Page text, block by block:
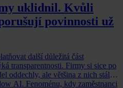
uklidnil. Kvůli
povinnosti už
další důležitá část
transparentnosti. Firmy si sice po
oddechly, ale většina z nich stále
AI. Fenoménu, kdy zaměstnanci